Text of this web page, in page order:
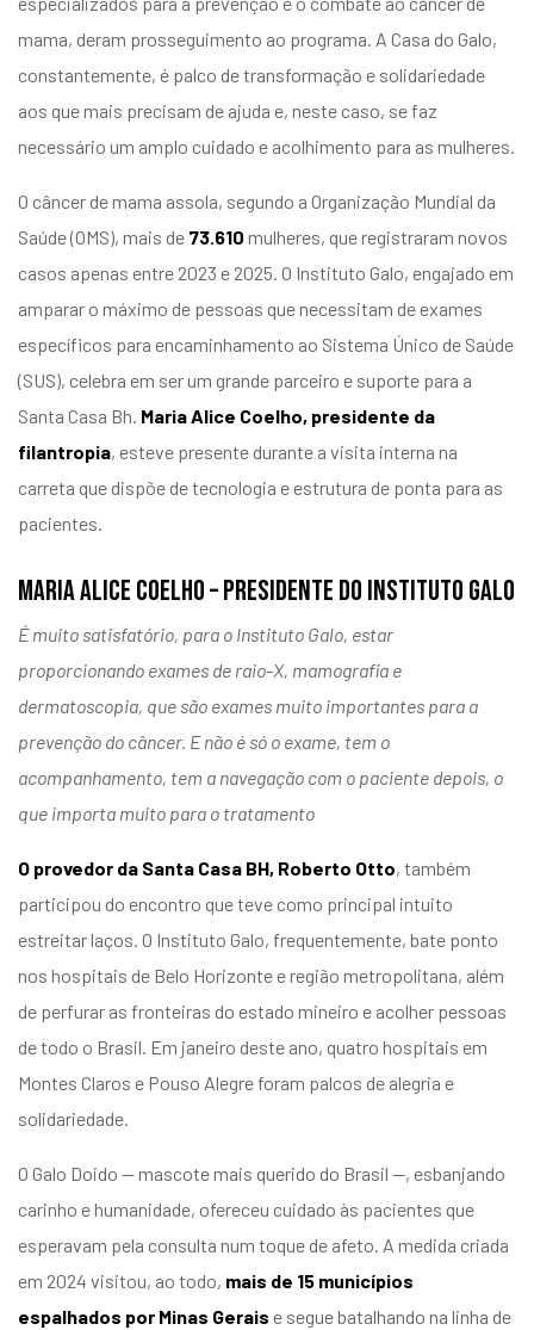
mama, deram prosseguimento ao programa. A Casa do Galo,
constantemente, é palco de transformação e solidariedade
aos que mais precisam de ajuda e, neste caso, se faz
necessário um amplo cuidado e acolhimento para as mulheres.
O câncer de mama assola, segundo a Organização Mundial da
Saúde (OMS), mais de 73.610 mulheres, que registraram novos
casos apenas entre 2023 e 2025. O Instituto Galo, engajado em
amparar o máximo de pessoas que necessitam de exames
específicos para encaminhamento ao Sistema Único de Saúde
(SUS), celebra em ser um grande parceiro e suporte para a
Santa Casa Bh. Maria Alice Coelho, presidente da
filantropia, esteve presente durante a visita interna na
carreta que dispõe de tecnologia e estrutura de ponta para as
pacientes.
MARIA ALICE COELHO – PRESIDENTE DO INSTITUTO GALO
É muito satisfatório, para o Instituto Galo, estar
proporcionando exames de raio-X, mamografia e
dermatoscopia, que são exames muito importantes para a
prevenção do câncer. E não é só o exame, tem o
acompanhamento, tem a navegação com o paciente depois, o
que importa muito para o tratamento
O provedor da Santa Casa BH, Roberto Otto, também
participou do encontro que teve como principal intuito
estreitar laços. O Instituto Galo, frequentemente, bate ponto
nos hospitais de Belo Horizonte e região metropolitana, além
de perfurar as fronteiras do estado mineiro e acolher pessoas
de todo o Brasil. Em janeiro deste ano, quatro hospitais em
Montes Claros e Pouso Alegre foram palcos de alegria e
solidariedade.
O Galo Doido — mascote mais querido do Brasil —, esbanjando
carinho e humanidade, ofereceu cuidado às pacientes que
esperavam pela consulta num toque de afeto. A medida criada
em 2024 visitou, ao todo, mais de 15 municípios
espalhados por Minas Gerais e segue batalhando na linha de